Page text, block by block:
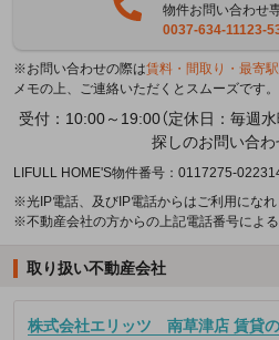
物件お問い合わせ
0037-634-11123-
※お問い合わせの際は賃料・間取り・最寄
メモの上、ご連絡いただくとスムーズです。
受付：10:00～19:00（定休日：毎週
探しのお問い合わ
LIFULL HOME'S物件番号：0117275-
※光IP電話、及びIP電話からはご利用になれ
※不動産会社の方からの上記電話番号によ
取り扱い不動産会社
株式会社エリッツ 南草津店 賃貸